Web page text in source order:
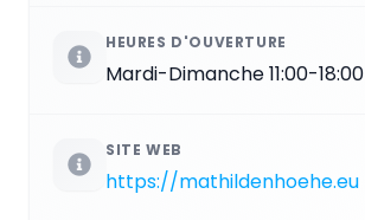
HEURES D'OUVERTURE
Mardi-Dimanche 11:00-18:00
SITE WEB
https://mathildenhoehe.eu